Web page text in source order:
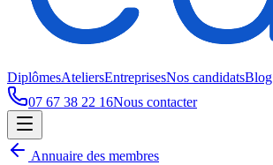
DiplômesAteliersEntreprisesNos candidatsBlog
07 67 38 22 16Nous contacter
Annuaire des membres